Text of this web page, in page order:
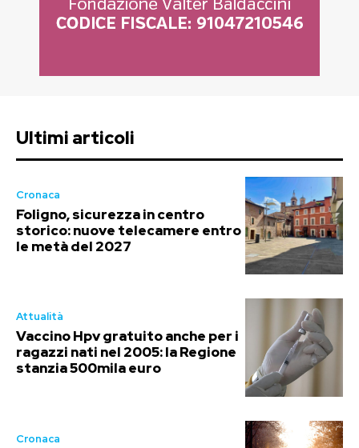
Ultimi articoli
Cronaca
Foligno, sicurezza in centro
storico: nuove telecamere entro
le metà del 2027
Attualità
Vaccino Hpv gratuito anche per i
ragazzi nati nel 2005: la Regione
stanzia 500mila euro
Cronaca